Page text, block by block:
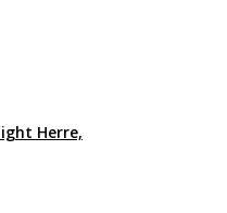
Herre,